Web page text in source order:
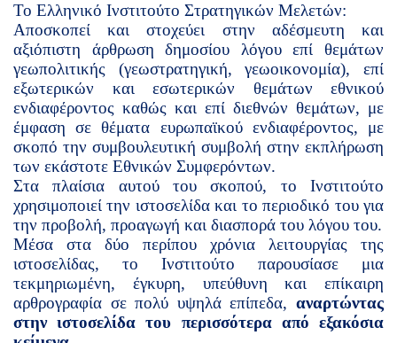
Το Ελληνικό Ινστιτούτο Στρατηγικών Μελετών:
Αποσκοπεί και στοχεύει στην αδέσμευτη και
αξιόπιστη άρθρωση δημοσίου λόγου επί θεμάτων
γεωπολιτικής (γεωστρατηγική, γεωοικονομία), επί
εξωτερικών και εσωτερικών θεμάτων εθνικού
ενδιαφέροντος καθώς και επί διεθνών θεμάτων, με
έμφαση σε θέματα ευρωπαϊκού ενδιαφέροντος, με
σκοπό την συμβουλευτική συμβολή στην εκπλήρωση
των εκάστοτε Εθνικών Συμφερόντων.
Στα πλαίσια αυτού του σκοπού, το Ινστιτούτο
χρησιμοποιεί την ιστοσελίδα και το περιοδικό του για
την προβολή, προαγωγή και διασπορά του λόγου του.
Μέσα στα δύο περίπου χρόνια λειτουργίας της
ιστοσελίδας, το Ινστιτούτο παρουσίασε μια
τεκμηριωμένη, έγκυρη, υπεύθυνη και επίκαιρη
αρθρογραφία σε πολύ υψηλά επίπεδα, αναρτώντας
στην ιστοσελίδα του περισσότερα από εξακόσια